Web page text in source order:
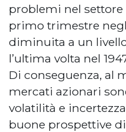
problemi nel
primo trimestre
diminuita a un
l’ultima volta nel
Di conseguenza, al
mercati azionari
volatilità e
buone prospettive